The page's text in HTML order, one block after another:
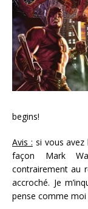
begins!
Avis : si vous
façon Mark
contrairement au
accroché. Je
pense comme